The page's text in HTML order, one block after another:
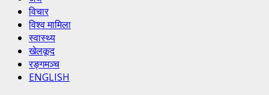
विचार
विश्व मामिला
स्वास्थ्य
खेलकूद
रङ्गमञ्च
ENGLISH